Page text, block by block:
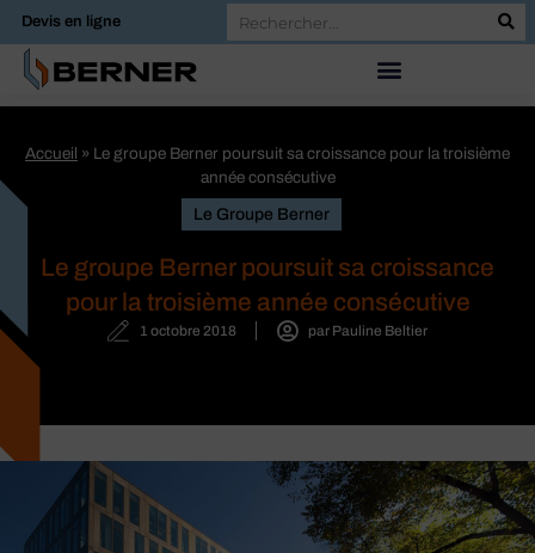
Devis en ligne
Accueil » Le groupe Berner poursuit sa croissance pour la troisième
année consécutive
Le Groupe Berner
Le groupe Berner poursuit sa croissance
pour la troisième année consécutive
1 octobre 2018 par Pauline Beltier